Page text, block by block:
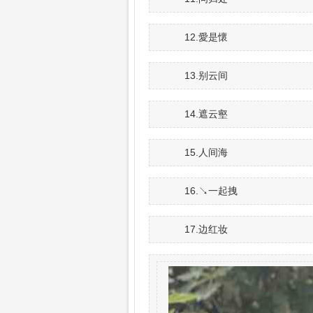
12.愛是懷
13.别云间
14.遮云壑
15.人间海
16.↘一起拽
17.边红妆